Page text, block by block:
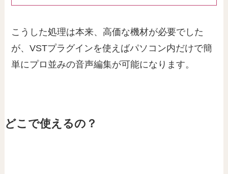
こうした処理は本来、高価な機材が必要でした
が、VSTプラグインを使えばパソコン内だけで簡
単にプロ並みの音声編集が可能になります。
どこで使えるの？